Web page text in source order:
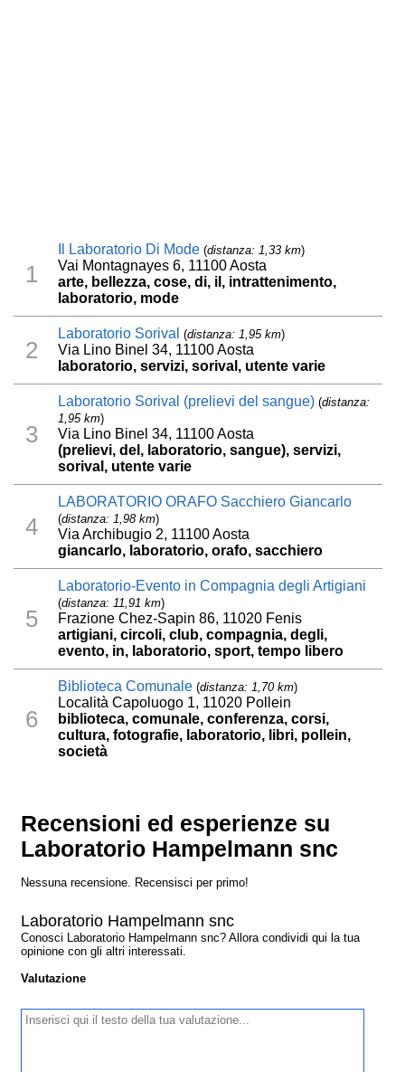
1
Il Laboratorio Di Mode (distanza: 1,33 km)
Vai Montagnayes 6, 11100 Aosta
arte, bellezza, cose, di, il, intrattenimento,
laboratorio, mode
2
Laboratorio Sorival (distanza: 1,95 km)
Via Lino Binel 34, 11100 Aosta
laboratorio, servizi, sorival, utente varie
3
Laboratorio Sorival (prelievi del sangue) (distanza:
1,95 km)
Via Lino Binel 34, 11100 Aosta
(prelievi, del, laboratorio, sangue), servizi,
sorival, utente varie
4
LABORATORIO ORAFO Sacchiero Giancarlo
(distanza: 1,98 km)
Via Archibugio 2, 11100 Aosta
giancarlo, laboratorio, orafo, sacchiero
5
Laboratorio-Evento in Compagnia degli Artigiani
(distanza: 11,91 km)
Frazione Chez-Sapin 86, 11020 Fenis
artigiani, circoli, club, compagnia, degli,
evento, in, laboratorio, sport, tempo libero
6
Biblioteca Comunale (distanza: 1,70 km)
Località Capoluogo 1, 11020 Pollein
biblioteca, comunale, conferenza, corsi,
cultura, fotografie, laboratorio, libri, pollein,
società
Recensioni ed esperienze su
Laboratorio Hampelmann snc
Nessuna recensione. Recensisci per primo!
Laboratorio Hampelmann snc
Conosci Laboratorio Hampelmann snc? Allora condividi qui la tua
opinione con gli altri interessati.
Valutazione